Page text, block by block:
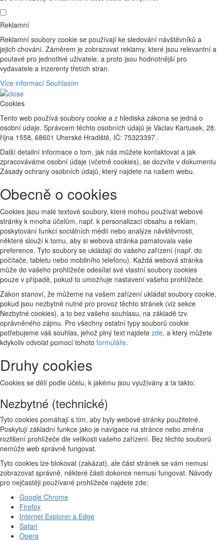
Reklamní
Reklamní soubory cookie se používají ke sledování návštěvníků a
jejich chování. Záměrem je zobrazovat reklamy, které jsou relevantní a
poutavé pro jednotlivé uživatele, a proto jsou hodnotnější pro
vydavatele a inzerenty třetích stran.
Více informací Souhlasím
Cookies
Tento web používá soubory cookie a z hlediska zákona se jedná o
osobní údaje. Správcem těchto osobních údajů je Václav Kartusek, 28.
října 1558, 68601 Uherské Hradiště, IČ: 75323397 .
Další detailní informace o tom, jak nás můžete kontaktovat a jak
zpracováváme osobní údaje (včetně cookies), se dozvíte v dokumentu
Zásady ochrany osobních údajů, který najdete na našem webu.
Obecně o cookies
Cookies jsou malé textové soubory, které mohou používat webové
stránky k mnoha účelům, např. k personalizaci obsahu a reklam,
poskytování funkcí sociálních médií nebo analýze návštěvnosti,
některé slouží k tomu, aby si webová stránka pamatovala vaše
preference. Tyto soubory se ukládají do vašeho zařízení (např. do
počítače, tabletu nebo mobilního telefonu). Každá webová stránka
může do vašeho prohlížeče odesílat své vlastní soubory cookies
pouze v případě, pokud to umožňuje nastavení vašeho prohlížeče.
Zákon stanoví, že můžeme na vašem zařízení ukládat soubory cookie,
pokud jsou nezbytně nutné pro provoz těchto stránek (viz sekce
Nezbytné cookies), a to bez vašeho souhlasu, na základě tzv.
oprávněného zájmu. Pro všechny ostatní typy souborů cookie
potřebujeme váš souhlas, jehož plný text najdete zde, a který můžete
kdykoliv odvolat pomocí tohoto formuláře.
Druhy cookies
Cookies se dělí podle účelu, k jakému jsou využívány a ta takto:
Nezbytné (technické)
Tyto cookies pomáhají s tím, aby byly webové stránky použitelné.
Poskytují základní funkce jako je navigace na stránce nebo změna
rozlišení prohlížeče dle velikosti vašeho zařízení. Bez těchto souborů
nemůže web správně fungovat.
Tyto cookies lze blokovat (zakázat), ale část stránek se vám nemusí
zobrazovat správně, některé části dokonce nemusí fungovat. Návody
pro nejčastěji používané prohlížeče najdete zde:
Google Chrome
Firefox
Internet Explorer a Edge
Safari
Opera